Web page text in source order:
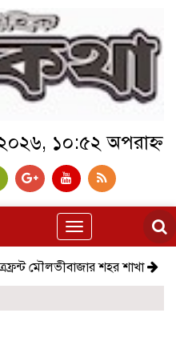
১০:৫২ অপরাহ্ন
Toggle
navigation
শহর শাখা কেমন আছে